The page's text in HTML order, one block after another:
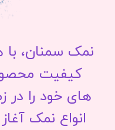
نمک سمنان،
کیفیت
های خود را در
انواع نمک